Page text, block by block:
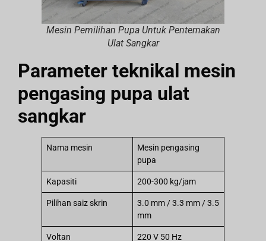
Mesin Pemilihan Pupa Untuk Penternakan
Ulat Sangkar
Parameter teknikal mesin
pengasing pupa ulat
sangkar
Nama mesin
Mesin pengasing
pupa
Kapasiti 200-300 kg/jam
Pilihan saiz skrin
3.0 mm / 3.3 mm / 3.5
mm
Voltan 220 V 50 Hz